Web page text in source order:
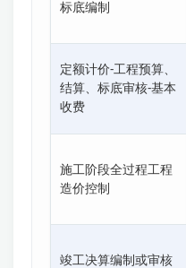
标底编制
定额计价-工程预算、
结算、标底审核-基本
收费
施工阶段全过程工程
造价控制
竣工决算编制或审核